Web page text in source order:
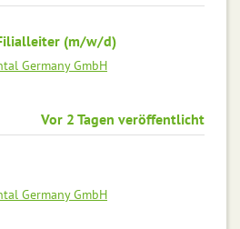
(m/w/d)
Germany GmbH
Vor 2 Tagen veröffentlicht
Germany GmbH